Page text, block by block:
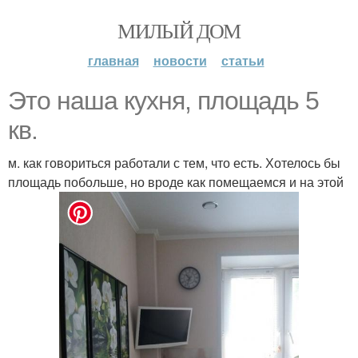
МИЛЫЙ ДОМ
главная новости статьи
Это наша кухня, площадь 5
кв.
м. как говориться работали с тем, что есть. Хотелось бы
площадь побольше, но вроде как помещаемся и на этой